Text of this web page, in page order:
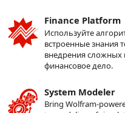
Finance Platform
Используйте
встроенные знания
внедрения сложных
финансовое дело.
System Modeler
Bring Wolfram-